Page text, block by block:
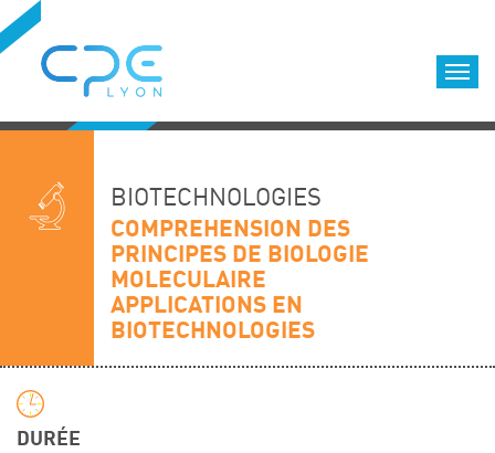
Formations qualifiantes
Formations diplômantes
Infos pratiques
Déroulement des formations
Equipe
BIOTECHNOLOGIES
COMPREHENSION DES
PRINCIPES DE BIOLOGIE
MOLECULAIRE
APPLICATIONS EN
BIOTECHNOLOGIES
DURÉE
Cookies management panel